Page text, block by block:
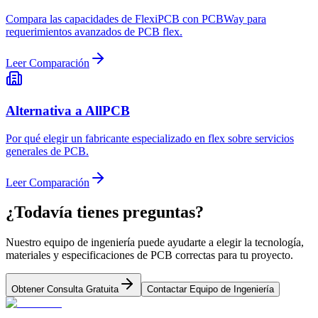
Compara las capacidades de FlexiPCB con PCBWay para
requerimientos avanzados de PCB flex.
Leer Comparación
Alternativa a AllPCB
Por qué elegir un fabricante especializado en flex sobre servicios
generales de PCB.
Leer Comparación
¿Todavía tienes preguntas?
Nuestro equipo de ingeniería puede ayudarte a elegir la tecnología,
materiales y especificaciones de PCB correctas para tu proyecto.
Obtener Consulta Gratuita Contactar Equipo de Ingeniería